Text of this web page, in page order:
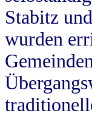
Stabitz
wurden